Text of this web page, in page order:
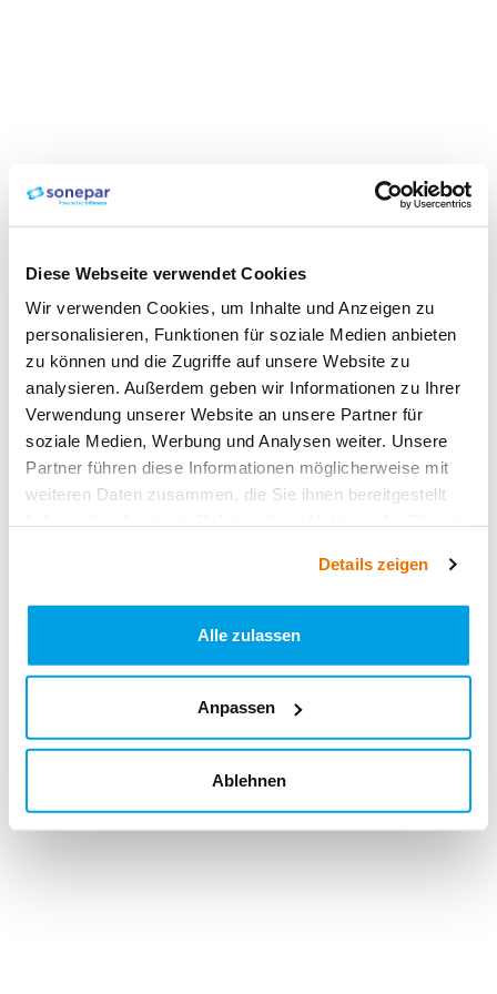
Diese Webseite verwendet Cookies
Wir verwenden Cookies, um Inhalte und Anzeigen zu
personalisieren, Funktionen für soziale Medien anbieten
zu können und die Zugriffe auf unsere Website zu
analysieren. Außerdem geben wir Informationen zu Ihrer
Verwendung unserer Website an unsere Partner für
soziale Medien, Werbung und Analysen weiter. Unsere
Partner führen diese Informationen möglicherweise mit
weiteren Daten zusammen, die Sie ihnen bereitgestellt
Details zeigen
Alle zulassen
Anpassen
Ablehnen